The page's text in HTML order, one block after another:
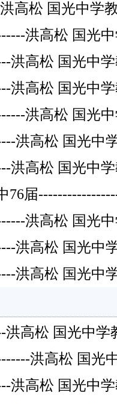
高松 国光中学
洪高松 国光
洪高松 国光中
洪高松 国光中
洪高松 国光
洪高松 国光中
洪高松 国光中
76届
洪高松 国光
洪高松 国光中
洪高松 国光中
高松 国光中学
洪高松 国光
洪高松 国光中